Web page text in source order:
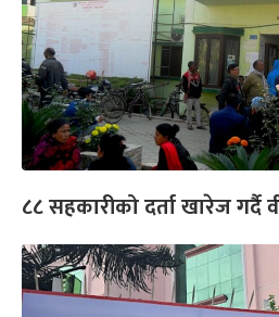
८८ सहकारीको दर्ता खारेज गर्दै